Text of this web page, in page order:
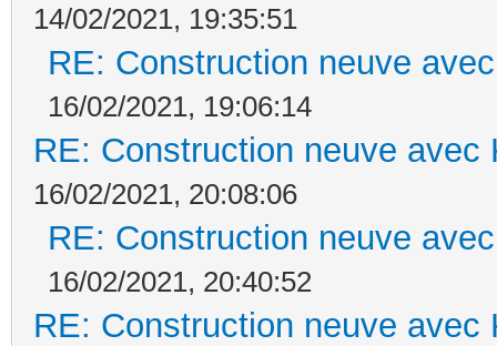
14/02/2021, 19:35:51
RE: Construction neuve
16/02/2021, 19:06:14
RE: Construction neuve avec
16/02/2021, 20:08:06
RE: Construction neuve
16/02/2021, 20:40:52
RE: Construction neuve avec